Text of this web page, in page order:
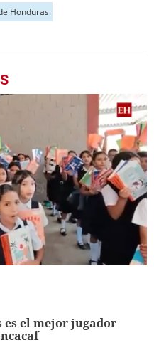
Honduras
es el mejor jugador